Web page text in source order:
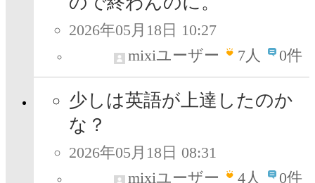
2026年05月18日 10:27
mixiユーザー
7人 0件
少しは英語が上達したのか
な？
2026年05月18日 08:31
mixiユーザー
4人 0件